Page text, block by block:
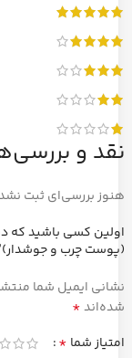
نقد و
هنوز بررسی‌ای ثبت
اولین کسی باشید که
(پوست چرب و
نشانی ایمیل شما
شده‌اند*
امتیاز شما *